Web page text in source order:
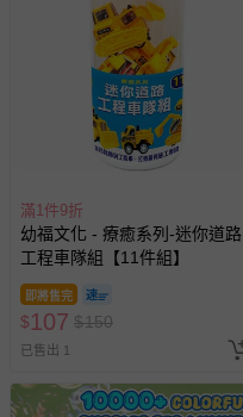
滿1件9折
幼福文化 - 療癒系列-迷你道路
工程車隊組【11件組】
即將售完
$107 $150
已售出 1